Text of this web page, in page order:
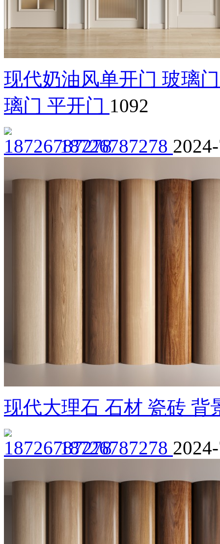
现代奶油风单开门 玻璃
璃门 平开门 1092
18726787278
现代大理石 石材 瓷砖 背
18726787278